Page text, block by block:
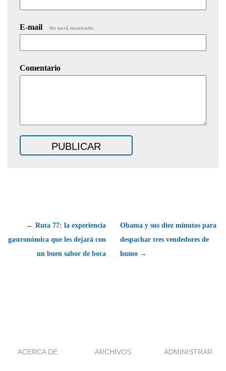
E-mail No será mostrado.
Comentario
← Ruta 77: la experiencia
gastronómica que les dejará con
un buen sabor de boca
Obama y sus diez minutos para
despachar tres vendedores de
humo →
ACERCA DE ARCHIVOS ADMINISTRAR